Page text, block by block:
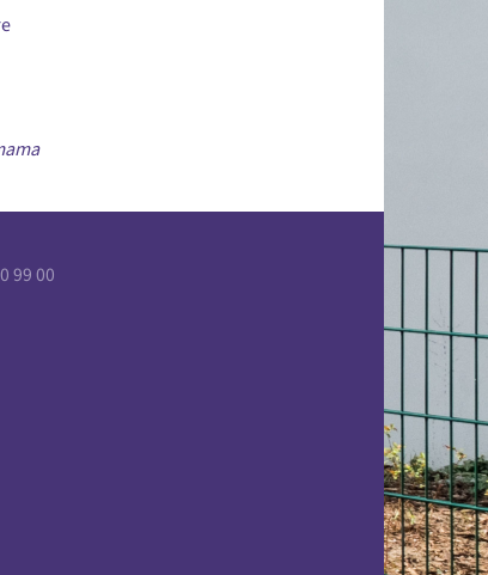
99 00